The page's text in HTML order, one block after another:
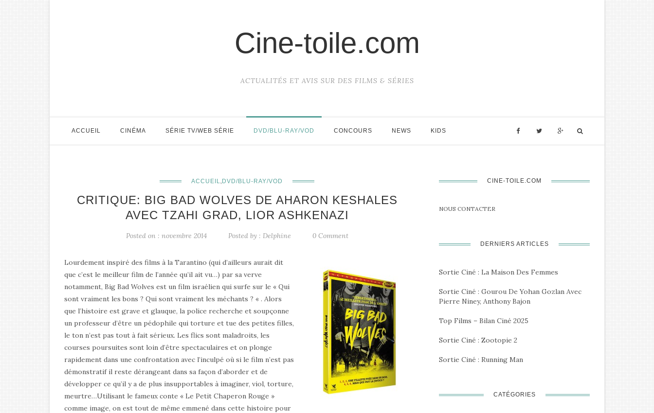
Cine-toile.com
ACTUALITÉS ET AVIS SUR DES FILMS & SÉRIES
ACCUEIL CINÉMA SÉRIE TV/WEB SÉRIE DVD/BLU-RAY/VOD CONCOURS NEWS KIDS
ACCUEIL, DVD/BLU-RAY/VOD
CRITIQUE: BIG BAD WOLVES DE AHARON KESHALES
AVEC TZAHI GRAD, LIOR ASHKENAZI
Posted on : novembre 2014 Posted by : Delphine 0 Comment
Lourdement inspiré des films à la Tarantino (qui d’ailleurs aurait dit
que c’est le meilleur film de l’année qu’il ait vu…) par sa verve
notamment, Big Bad Wolves est un film israélien qui surfe sur le « Qui
sont vraiment les bons ? Qui sont vraiment les méchants ? « . Alors
que l’histoire est grave et glauque, la police recherche et soupçonne
un professeur d’être un pédophile qui torture et tue des petites filles,
le ton n’est pas tout à fait sérieux. Les flics sont maladroits, les
courses poursuites sont loin d’être spectaculaires et on plonge
rapidement dans une confrontation avec l’inculpé où si le film n’est pas
démonstratif il reste dérangeant dans sa façon d’aborder et de
développer ce qu’il y a de plus insupportables à imaginer, viol, torture,
meurtre…Utilisant le fameux conte « Le Petit Chaperon Rouge »
comme image, on est tout de même emmené dans cette histoire pour
CINE-TOILE.COM
NOUS CONTACTER
DERNIERS ARTICLES
Sortie Ciné : La Maison Des Femmes
Sortie Ciné : Gourou De Yohan Gozlan Avec
Pierre Niney, Anthony Bajon
Top Films – Bilan Ciné 2025
Sortie Ciné : Zootopie 2
Sortie Ciné : Running Man
CATÉGORIES